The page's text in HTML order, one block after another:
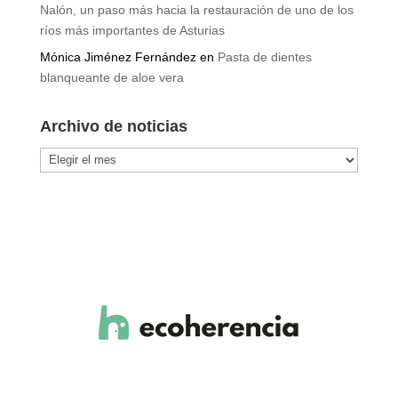
Nalón, un paso más hacia la restauración de uno de los
ríos más importantes de Asturias
Mónica Jiménez Fernándezen Pasta de dientes
blanqueante de aloe vera
Archivo de noticias
Archivo
de